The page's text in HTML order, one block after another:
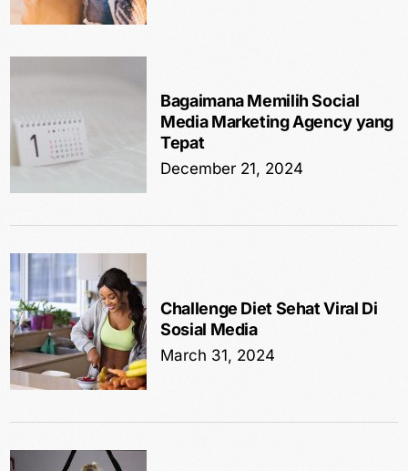
Bagaimana Memilih Social
Media Marketing Agency yang
Tepat
December 21, 2024
Challenge Diet Sehat Viral Di
Sosial Media
March 31, 2024